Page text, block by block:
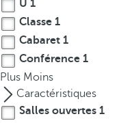
t
h
e
f
i
r
s
t
U 1
Classe 1
Cabaret 1
Conférence 1
Plus Moins
Caractéristiques
Salles ouvertes 1